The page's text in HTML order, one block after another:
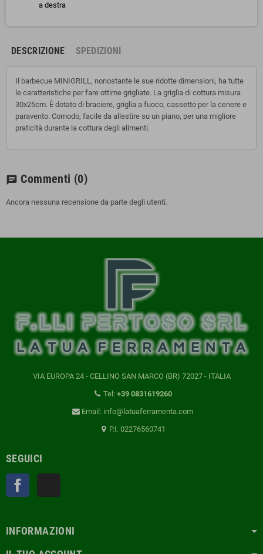
a destra
DESCRIZIONE SPEDIZIONI
Il barbecue MINIGRILL, nonostante le sue ridotte dimensioni, ha tutte
le caratteristiche per fare ottime grigliate. La griglia di cottura misura
30x25cm. È dotato di braciere, griglia a fuoco, cassetto per la cenere e
paravento. Comodo, facile da allestire su un piano, per una migliore
praticità durante la cottura degli alimenti.
chat Commenti (0)
Ancora nessuna recensione da parte degli utenti.
VIA EUROPA 24 - CELLINO SAN MARCO (BR) 72027 - ITALIA
Tel: +39 0831619260
Email: info@latuaferramenta.com
P.I. 02276560741
SEGUICI
INFORMAZIONI